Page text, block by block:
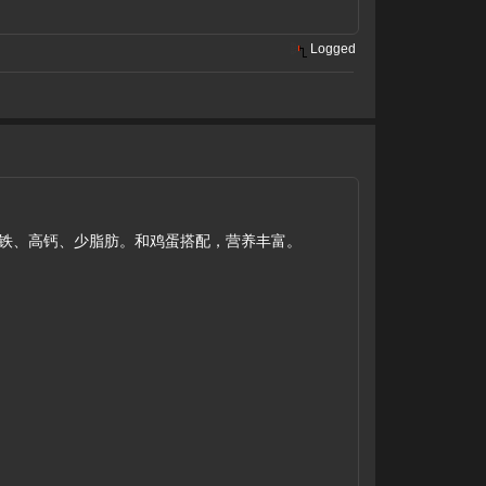
Logged
高钙、少脂肪。和鸡蛋搭配，营养丰富。